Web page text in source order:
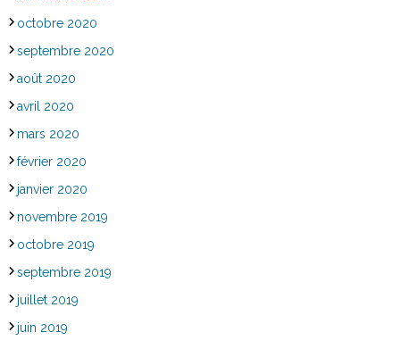
octobre 2020
septembre 2020
août 2020
avril 2020
mars 2020
février 2020
janvier 2020
novembre 2019
octobre 2019
septembre 2019
juillet 2019
juin 2019